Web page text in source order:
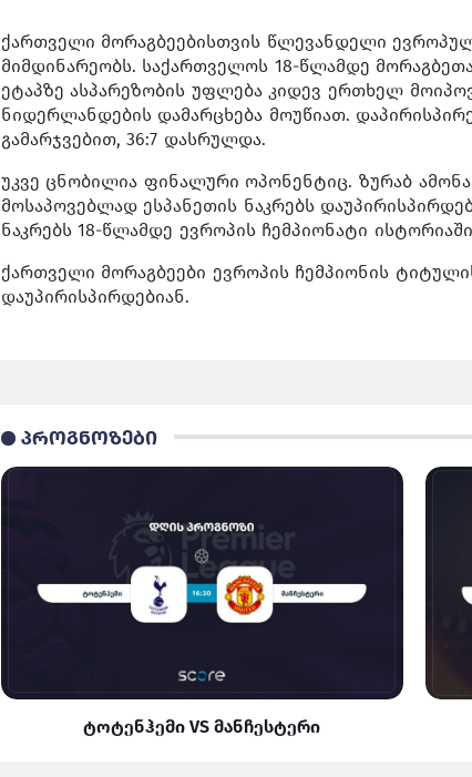
ქართველი მორაგბეებისთვის წლევანდელი
მიმდინარეობს. საქართველოს 18-წლამდე
ეტაპზე ასპარეზობის უფლება კიდევ ერთხელ
ნიდერლანდების დამარცხება მოუწიათ.
გამარჯვებით, 36:7 დასრულდა.
უკვე ცნობილია ფინალური ოპონენტიც. ზურაბ
მოსაპოვებლად ესპანეთის ნაკრებს
ნაკრებს 18-წლამდე ევროპის ჩემპიონატი
ქართველი მორაგბეები ევროპის ჩემპიონის
დაუპირისპირდებიან.
პროგნოზები
ტოტენჰემი VS მანჩესტერი